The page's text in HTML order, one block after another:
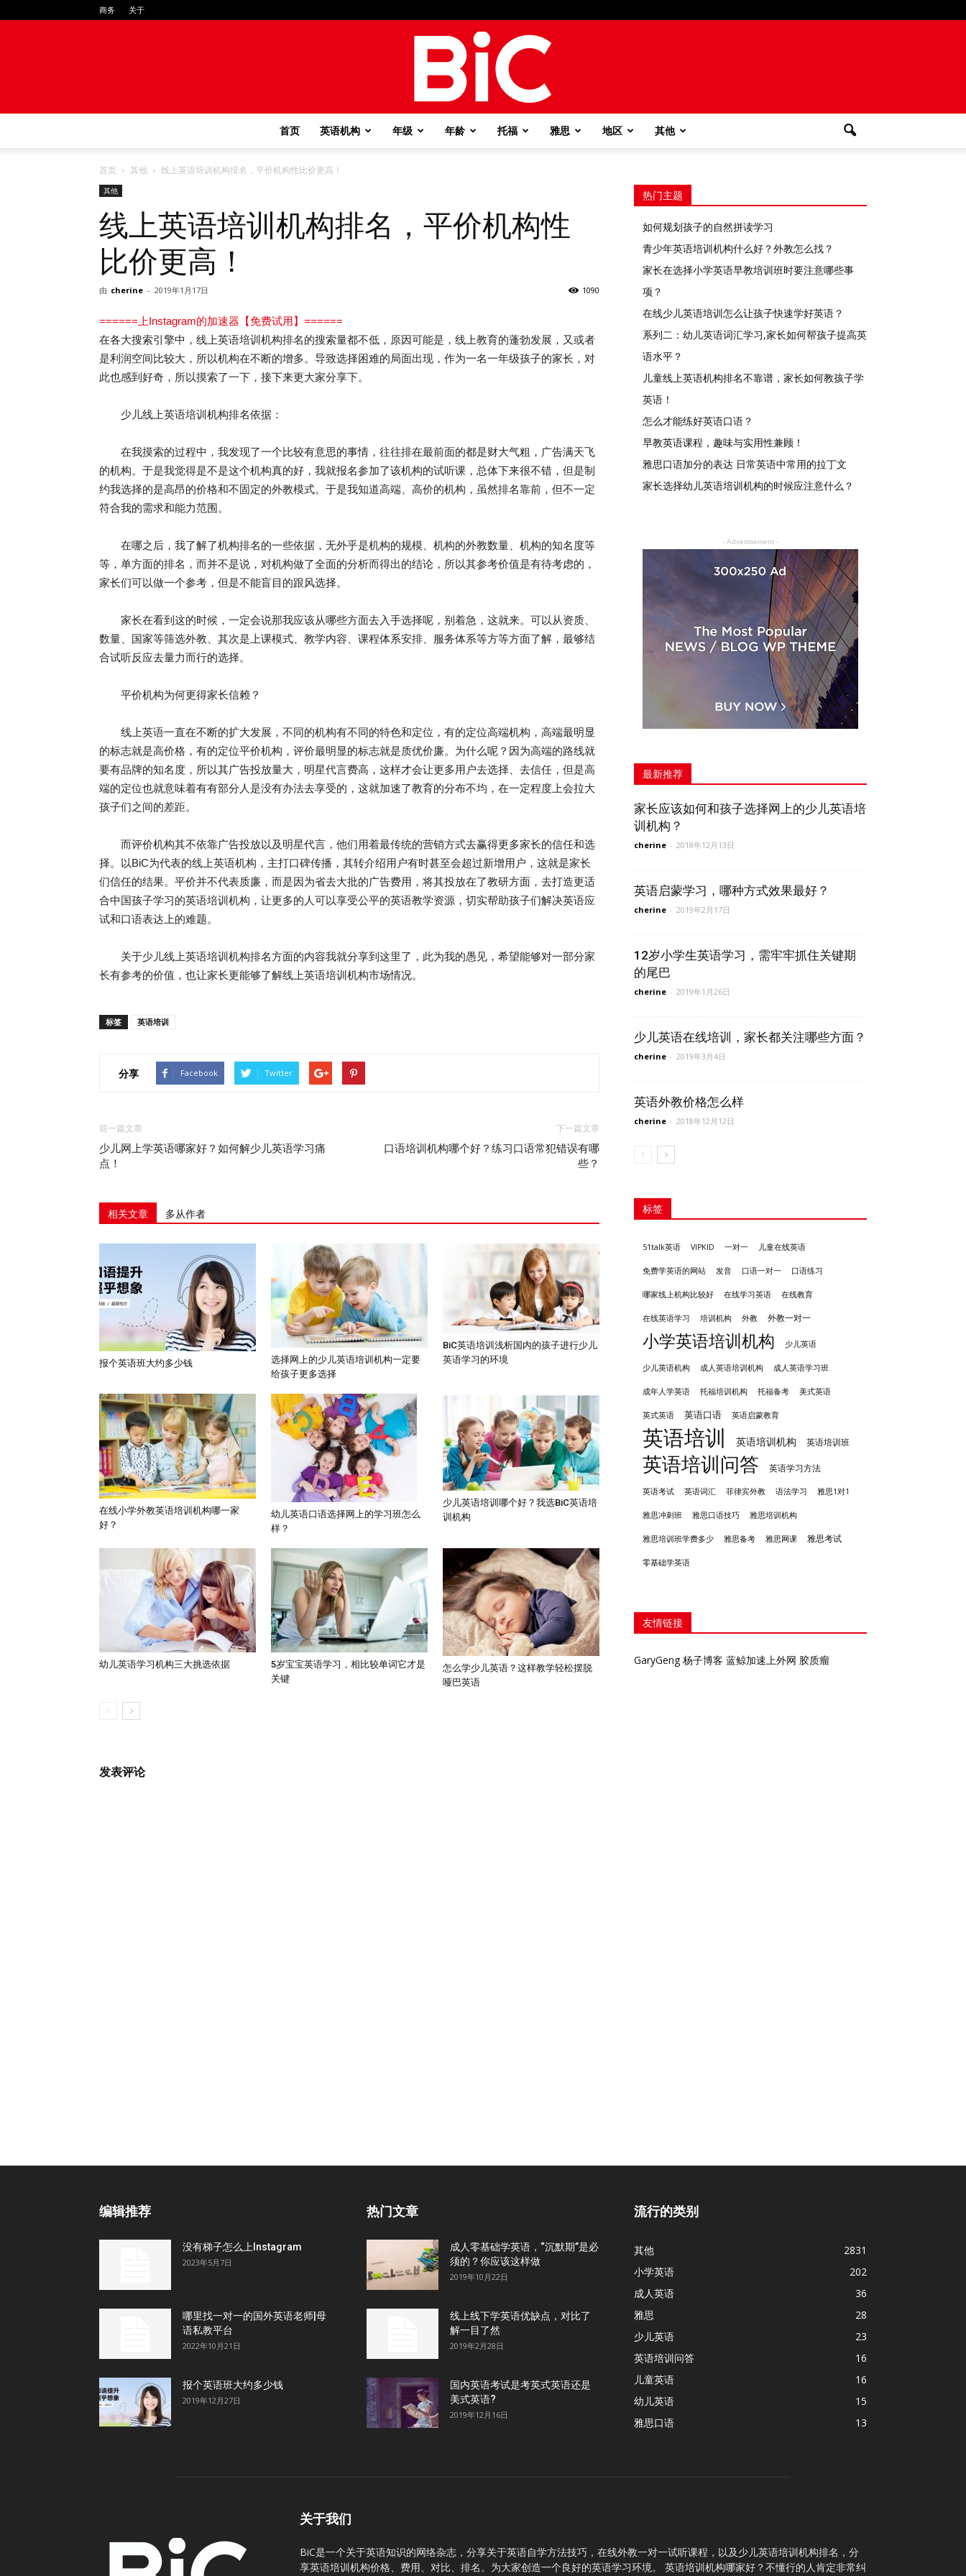
商务 关于
首页 英语机构 年级 年龄 托福 雅思 地区 其他
首页 其他 线上英语培训机构排名，平价机构性比价更高！
其他
线上英语培训机构排名，平价机构性
比价更高！
由 cherine - 2019年1月17日 1090
======上Instagram的加速器【免费试用】======
在各大搜索引擎中，线上英语培训机构排名的搜索量都不低，原因可能是，线上教育的蓬勃发展，又或者
是利润空间比较大，所以机构在不断的增多。导致选择困难的局面出现，作为一名一年级孩子的家长，对
此也感到好奇，所以摸索了一下，接下来更大家分享下。
少儿线上英语培训机构排名依据：
在我摸索的过程中，我发现了一个比较有意思的事情，往往排在最前面的都是财大气粗，广告满天飞
的机构。于是我觉得是不是这个机构真的好，我就报名参加了该机构的试听课，总体下来很不错，但是制
约我选择的是高昂的价格和不固定的外教模式。于是我知道高端、高价的机构，虽然排名靠前，但不一定
符合我的需求和能力范围。
在哪之后，我了解了机构排名的一些依据，无外乎是机构的规模、机构的外教数量、机构的知名度等
等，单方面的排名，而并不是说，对机构做了全面的分析而得出的结论，所以其参考价值是有待考虑的，
家长们可以做一个参考，但是不能盲目的跟风选择。
家长在看到这的时候，一定会说那我应该从哪些方面去入手选择呢，别着急，这就来。可以从资质、
数量、国家等筛选外教、其次是上课模式、教学内容、课程体系安排、服务体系等方等方面了解，最够结
合试听反应去量力而行的选择。
平价机构为何更得家长信赖？
线上英语一直在不断的扩大发展，不同的机构有不同的特色和定位，有的定位高端机构，高端最明显
的标志就是高价格，有的定位平价机构，评价最明显的标志就是质优价廉。为什么呢？因为高端的路线就
要有品牌的知名度，所以其广告投放量大，明星代言费高，这样才会让更多用户去选择、去信任，但是高
端的定位也就意味着有有部分人是没有办法去享受的，这就加速了教育的分布不均，在一定程度上会拉大
孩子们之间的差距。
而评价机构其不依靠广告投放以及明星代言，他们用着最传统的营销方式去赢得更多家长的信任和选
择。以BiC为代表的线上英语机构，主打口碑传播，其转介绍用户有时甚至会超过新增用户，这就是家长
们信任的结果。平价并不代表质廉，而是因为省去大批的广告费用，将其投放在了教研方面，去打造更适
合中国孩子学习的英语培训机构，让更多的人可以享受公平的英语教学资源，切实帮助孩子们解决英语应
试和口语表达上的难题。
关于少儿线上英语培训机构排名方面的内容我就分享到这里了，此为我的愚见，希望能够对一部分家
长有参考的价值，也让家长更能够了解线上英语培训机构市场情况。
标签 英语培训
分享 Facebook Twitter
前一篇文章
少儿网上学英语哪家好？如何解少儿英语学习痛
点！
下一篇文章
口语培训机构哪个好？练习口语常犯错误有哪
些？
相关文章 多从作者
报个英语班大约多少钱
选择网上的少儿英语培训机构一定要
给孩子更多选择
BiC英语培训浅析国内的孩子进行少儿
英语学习的环境
在线小学外教英语培训机构哪一家
好？
幼儿英语口语选择网上的学习班怎么
样？
少儿英语培训哪个好？我选BiC英语培
训机构
幼儿英语学习机构三大挑选依据
5岁宝宝英语学习，相比较单词它才是
关键
怎么学少儿英语？这样教学轻松摆脱
哑巴英语
发表评论
热门主题
如何规划孩子的自然拼读学习
青少年英语培训机构什么好？外教怎么找？
家长在选择小学英语早教培训班时要注意哪些事
项？
在线少儿英语培训怎么让孩子快速学好英语？
系列二：幼儿英语词汇学习,家长如何帮孩子提高英
语水平？
儿童线上英语机构排名不靠谱，家长如何教孩子学
英语！
怎么才能练好英语口语？
早教英语课程，趣味与实用性兼顾！
雅思口语加分的表达 日常英语中常用的拉丁文
家长选择幼儿英语培训机构的时候应注意什么？
- Advertisement -
最新推荐
家长应该如何和孩子选择网上的少儿英语培
训机构？
cherine - 2018年12月13日
英语启蒙学习，哪种方式效果最好？
cherine - 2019年2月17日
12岁小学生英语学习，需牢牢抓住关键期
的尾巴
cherine - 2019年1月26日
少儿英语在线培训，家长都关注哪些方面？
cherine - 2019年3月4日
英语外教价格怎么样
cherine - 2018年12月12日
标签
51talk英语 VIPKID 一对一 儿童在线英语
免费学英语的网站 发音 口语一对一 口语练习
哪家线上机构比较好 在线学习英语 在线教育
在线英语学习 培训机构 外教 外教一对一
小学英语培训机构 少儿英语
少儿英语机构 成人英语培训机构 成人英语学习班
成年人学英语 托福培训机构 托福备考 美式英语
英式英语 英语口语 英语启蒙教育
英语培训 英语培训机构 英语培训班
英语培训问答 英语学习方法
英语考试 英语词汇 菲律宾外教 语法学习 雅思1对1
雅思冲刺班 雅思口语技巧 雅思培训机构
雅思培训班学费多少 雅思备考 雅思网课 雅思考试
零基础学英语
友情链接
GaryGeng 杨子博客 蓝鲸加速上外网 胶质瘤
编辑推荐
没有梯子怎么上Instagram
2023年5月7日
哪里找一对一的国外英语老师|母
语私教平台
2022年10月21日
报个英语班大约多少钱
2019年12月27日
热门文章
成人零基础学英语，“沉默期”是必
须的？你应该这样做
2019年10月22日
线上线下学英语优缺点，对比了
解一目了然
2019年2月28日
国内英语考试是考英式英语还是
美式英语?
2019年12月16日
流行的类别
其他
2831
小学英语
202
成人英语
36
雅思
28
少儿英语
23
英语培训问答
16
儿童英语
16
幼儿英语
15
雅思口语
13
关于我们
BiC是一个关于英语知识的网络杂志，分享关于英语自学方法技巧，在线外教一对一试听课程，以及少儿英语培训机构排名，分
享英语培训机构价格、费用、对比、排名。为大家创造一个良好的英语学习环境。 英语培训机构哪家好？不懂行的人肯定非常纠